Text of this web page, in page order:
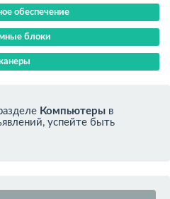
обеспечение
блоки
Компьютеры в
успейте быть